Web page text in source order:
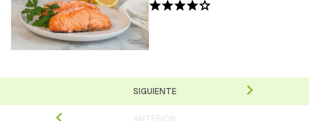
SIGUIENTE